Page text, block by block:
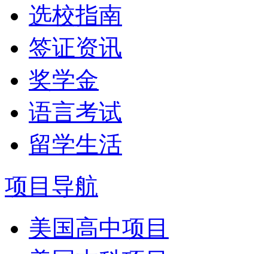
选校指南
签证资讯
奖学金
语言考试
留学生活
项目导航
美国高中项目